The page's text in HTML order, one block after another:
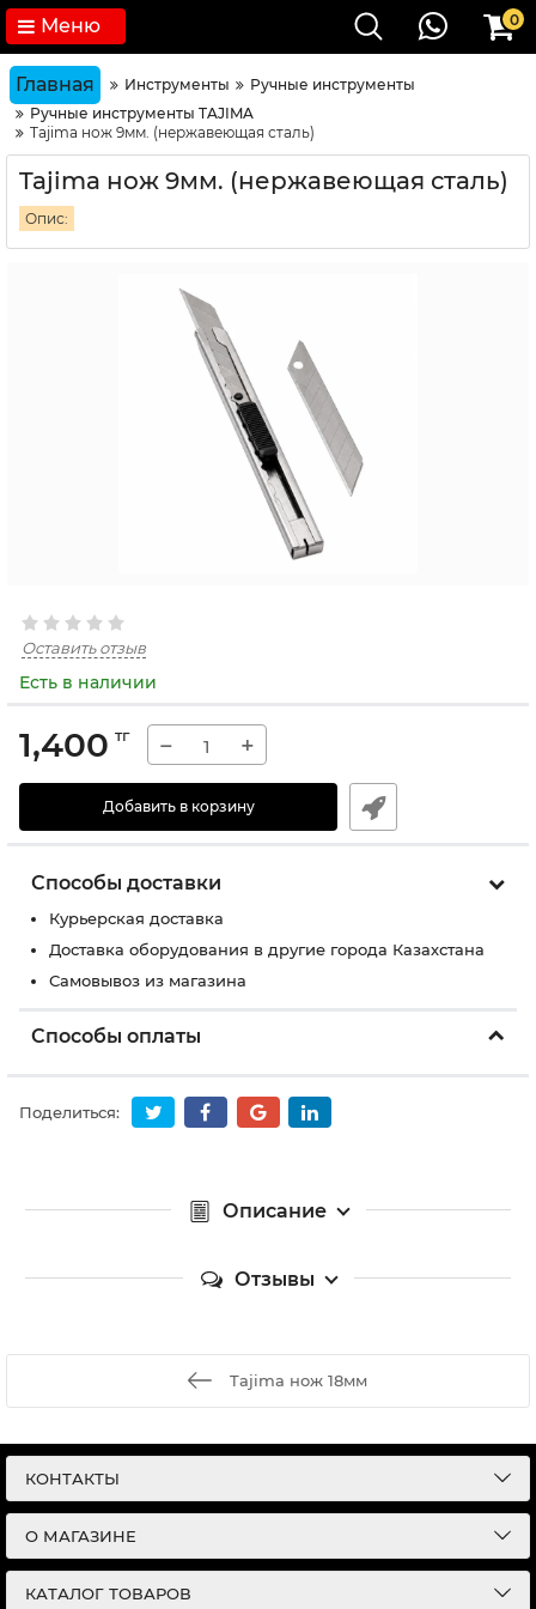
Меню 0
Главная Инструменты
Ручные инструменты
Ручные инструменты TAJIMA
Tajima нож 9мм. (нержавеющая сталь)
Tajima нож 9мм. (нержавеющая сталь)
Опис:
Оставить отзыв
Есть в наличии
1,400 тг − +
Добавить в корзину
Способы доставки
Курьерская доставка
Доставка оборудования в другие города Казахстана
Самовывоз из магазина
Способы оплаты
Поделиться:
Описание
Отзывы
Tajima нож 18мм
КОНТАКТЫ
О МАГАЗИНЕ
КАТАЛОГ ТОВАРОВ